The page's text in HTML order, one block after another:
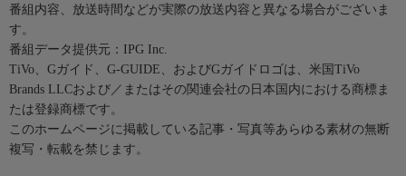
番組内容、放送時間などが実際の放送内容と異なる場合がございま
す。
番組データ提供元：IPG Inc.
TiVo、Gガイド、G-GUIDE、およびGガイドロゴは、米国TiVo
Brands LLCおよび／またはその関連会社の日本国内における商標ま
たは登録商標です。
このホームページに掲載している記事・写真等あらゆる素材の無断
複写・転載を禁じます。